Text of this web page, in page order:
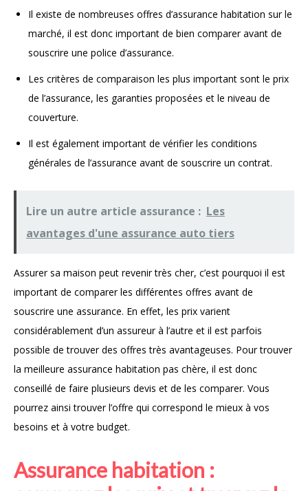
Il existe de nombreuses offres d’assurance habitation sur le
marché, il est donc important de bien comparer avant de
souscrire une police d’assurance.
Les critères de comparaison les plus important sont le prix
de l’assurance, les garanties proposées et le niveau de
couverture.
Il est également important de vérifier les conditions
générales de l’assurance avant de souscrire un contrat.
Lire un autre article assurance : Les
avantages d'une assurance auto tiers
Assurer sa maison peut revenir très cher, c’est pourquoi il est
important de comparer les différentes offres avant de
souscrire une assurance. En effet, les prix varient
considérablement d’un assureur à l’autre et il est parfois
possible de trouver des offres très avantageuses. Pour trouver
la meilleure assurance habitation pas chère, il est donc
conseillé de faire plusieurs devis et de les comparer. Vous
pourrez ainsi trouver l’offre qui correspond le mieux à vos
besoins et à votre budget.
Assurance habitation :